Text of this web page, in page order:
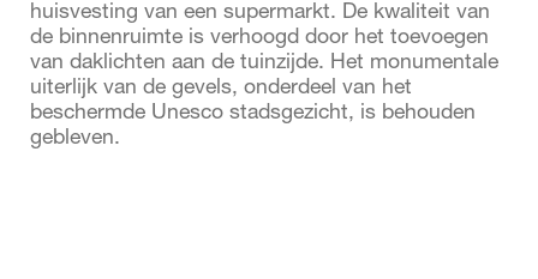
huisvesting van een supermarkt. De kwaliteit van
de binnenruimte is verhoogd door het toevoegen
van daklichten aan de tuinzijde. Het monumentale
uiterlijk van de gevels, onderdeel van het
beschermde Unesco stadsgezicht, is behouden
gebleven.